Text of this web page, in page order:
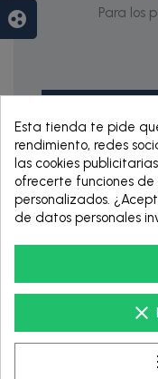
Para los
Esta tienda te pide
rendimiento, redes
las cookies
ofrecerte funciones de
personalizados.
de datos personales
clear
group_work